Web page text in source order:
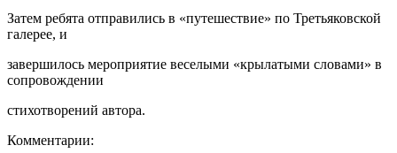
Затем ребята отправились в «путешествие» по Третьяковской
галерее, и
завершилось мероприятие веселыми «крылатыми словами» в
сопровождении
стихотворений автора.
Комментарии: